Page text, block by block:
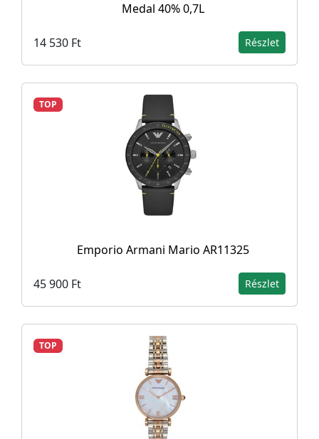
Medal 40% 0,7L
14 530 Ft Részlet
TOP
Emporio Armani Mario AR11325
45 900 Ft Részlet
TOP